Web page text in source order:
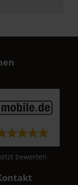
Jetzt bewerten